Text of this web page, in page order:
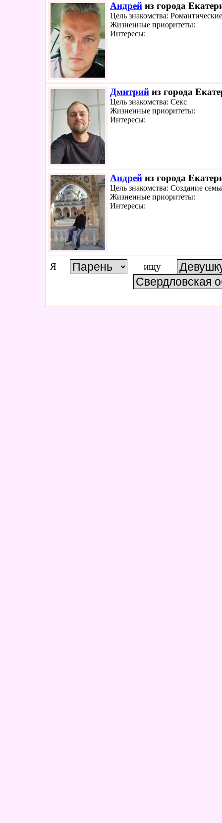
Андрей из города
Цель знакомства:
Жизненные приоритеты:
Интересы:
Дмитрий из города
Цель знакомства: Секс
Жизненные приоритеты:
Интересы:
Андрей из города
Цель знакомства: Создание
Жизненные приоритеты:
Интересы:
Я ищу